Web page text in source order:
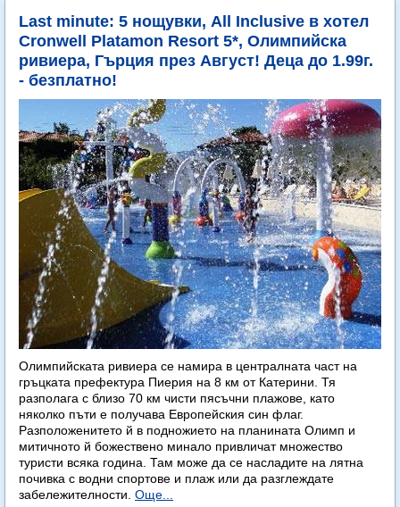
Last minute: 5 нощувки, All Inclusive в хотел
Cronwell Platamon Resort 5*, Олимпийска
ривиера, Гърция през Август! Деца до 1.99г.
- безплатно!
Олимпийската ривиера се намира в централната част на
гръцката префектура Пиерия на 8 км от Катерини. Тя
разполага с близо 70 км чисти пясъчни плажове, като
няколко пъти е получава Европейския син флаг.
Разположенитето й в подножието на планината Олимп и
митичното й божествено минало привличат множество
туристи всяка година. Там може да се насладите на лятна
почивка с водни спортове и плаж или да разглеждате
забележителности. Още...